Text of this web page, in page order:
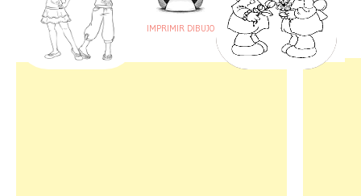
IMPRIMIR DIBUJO